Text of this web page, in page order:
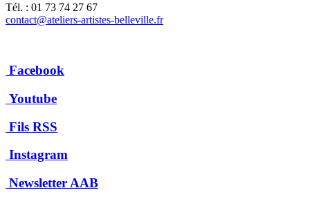
Tél. : 01 73 74 27 67
contact@ateliers-artistes-belleville.fr
Facebook
Youtube
Fils RSS
Instagram
Newsletter AAB